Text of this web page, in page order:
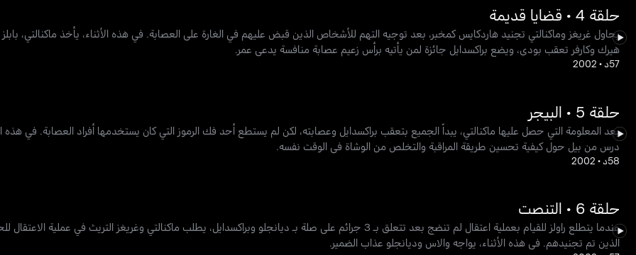
حلقة 4 • قضايا قديمة
يحاول غريغز وماكنالتي تجنيد هاردكايس كمخبر، بعد توجيه التهم للأشخاص الذين قبض عليهم في الغارة على العصابة. في هذه الأثناء، يأخذ ماكنالتي،
هيرك وكارفر تعقب بودي، ويضع براكسدايل جائزة لمن يأتيه برأس زعيم عصابة منافسة يدعى عمر.
57د •
2002
حلقة 5 • البيجر
بعد المعلومة التي حصل عليها ماكنالتي، يبداً الجميع بتعقب براكسدايل وعصابته، لكن لم يستطع أحد فك الرموز التي كان يستخدمها أفراد العصابة. في هذه
درس من بيل حول كيفية تحسين طريقة المراقبة والتخلص من الوشاة في الوقت نفسه.
58د •
2002
حلقة 6 • التنصت
عندما يتطلع راولز للقيام بعملية اعتقال لم تنضج بعد تتعلق بـ 3 جرائم على صلة بـ ديانجلو وبراكسدايل، يطلب ماكنالتي وغريغز التريث في
الذين تم تجنيدهم. في هذه الأثناء، يواجه والاس وديانجلو عذاب الضمير.